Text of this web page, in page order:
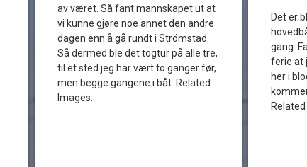
av været. Så fant mannskapet ut at
vi kunne gjøre noe annet den andre
dagen enn å gå rundt i Strömstad.
Så dermed ble det togtur på alle tre,
til et sted jeg har vært to ganger før,
men begge gangene i båt. Related
Images:
Det er
gang.
ferie at
her i